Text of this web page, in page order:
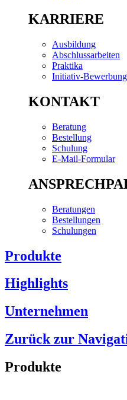
KARRIERE
Ausbildung
Abschlussarbeiten
Praktika
Initiativ-Bewerbung
KONTAKT
Beratung
Bestellung
Schulung
E-Mail-Formular
Beratungen
Bestellungen
Schulungen
Produkte
Highlights
Unternehmen
Zurück zur
Produkte